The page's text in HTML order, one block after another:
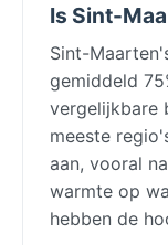
Is Sint-
Sint-
gemiddeld
vergelijkbare
meeste
aan, vooral
warmte op
hebben de